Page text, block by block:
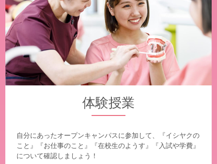
体験授業
自分にあったオープンキャンパスに参加して、『イシヤクの
こと』『お仕事のこと』
『在校生のようす』『入試や学費』
について確認しましょう！